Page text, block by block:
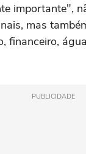
importante",
mas
financeiro,
PUBLICIDADE